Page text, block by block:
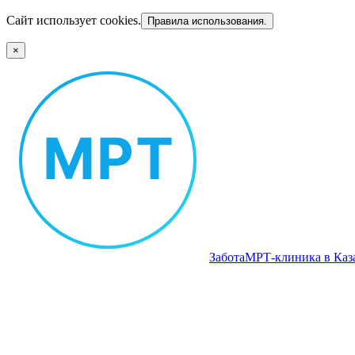
Сайт использует cookies. Правила использования.
×
ЗаботаМРТ‑клиника в